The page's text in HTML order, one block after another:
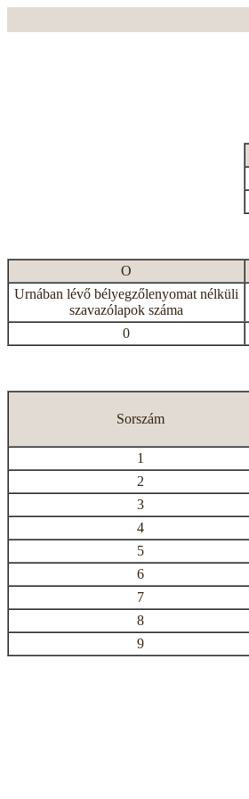
O
Urnában lévő bélyegzőlenyomat nélküli
szavazólapok száma
0
Sorszám
1
2
3
4
5
6
7
8
9